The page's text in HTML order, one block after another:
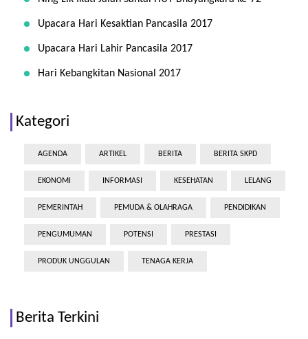
Upacara Hari Kesaktian Pancasila 2017
Upacara Hari Lahir Pancasila 2017
Hari Kebangkitan Nasional 2017
Kategori
AGENDA ARTIKEL BERITA BERITA SKPD
EKONOMI INFORMASI KESEHATAN LELANG
PEMERINTAH PEMUDA & OLAHRAGA PENDIDIKAN
PENGUMUMAN POTENSI PRESTASI
PRODUK UNGGULAN TENAGA KERJA
Berita Terkini